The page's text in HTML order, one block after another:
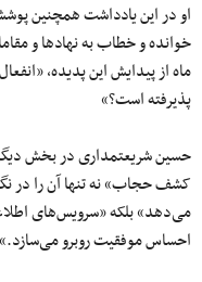
او در این یادداشت همچنین
پذیرفته است؟»
حسین شریعتمداری در بخش
کشف حجاب» نه تنها آن را در
می‌دهد» بلکه «سرویس‌های
احساس موفقیت رو‌برو می‌سازد.»